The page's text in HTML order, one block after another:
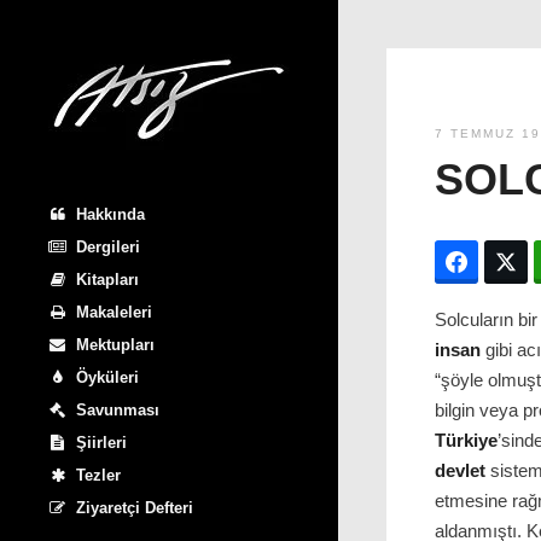
Hakkında
Dergileri
Kitapları
Makaleleri
Mektupları
Öyküleri
Savunması
Şiirleri
Tezler
Ziyaretçi Defteri
7 TEMMUZ
Solcuların
insan gibi
“şöyle
bilgin veya
Türkiye
devlet
etmesine
aldanmıştı.